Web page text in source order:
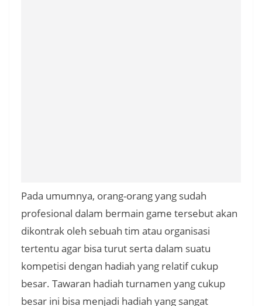
Pada umumnya, orang-orang yang sudah
profesional dalam bermain game tersebut akan
dikontrak oleh sebuah tim atau organisasi
tertentu agar bisa turut serta dalam suatu
kompetisi dengan hadiah yang relatif cukup
besar. Tawaran hadiah turnamen yang cukup
besar ini bisa menjadi hadiah yang sangat